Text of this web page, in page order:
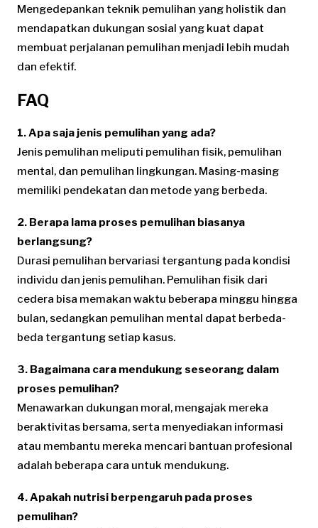
Mengedepankan teknik pemulihan yang holistik dan
mendapatkan dukungan sosial yang kuat dapat
membuat perjalanan pemulihan menjadi lebih mudah
dan efektif.
FAQ
1. Apa saja jenis pemulihan yang ada?
Jenis pemulihan meliputi pemulihan fisik, pemulihan
mental, dan pemulihan lingkungan. Masing-masing
memiliki pendekatan dan metode yang berbeda.
2. Berapa lama proses pemulihan biasanya
berlangsung?
Durasi pemulihan bervariasi tergantung pada kondisi
individu dan jenis pemulihan. Pemulihan fisik dari
cedera bisa memakan waktu beberapa minggu hingga
bulan, sedangkan pemulihan mental dapat berbeda-
beda tergantung setiap kasus.
3. Bagaimana cara mendukung seseorang dalam
proses pemulihan?
Menawarkan dukungan moral, mengajak mereka
beraktivitas bersama, serta menyediakan informasi
atau membantu mereka mencari bantuan profesional
adalah beberapa cara untuk mendukung.
4. Apakah nutrisi berpengaruh pada proses
pemulihan?